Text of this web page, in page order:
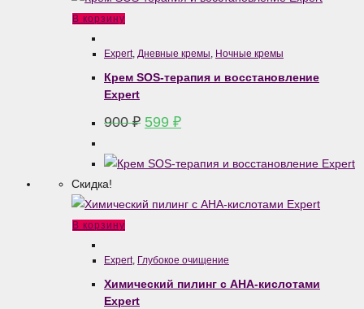
В корзину
Expert, Дневные кремы Ночные кремы
Крем SOS-терапия и восстановление
Expert
900₽ Первоначальная
цена
900 ₽.
599 ₽Текущая
цена:
Скидка!
В корзину
Expert, Глубокое очищение
Химический пилинг с АНА-кислотами
Expert